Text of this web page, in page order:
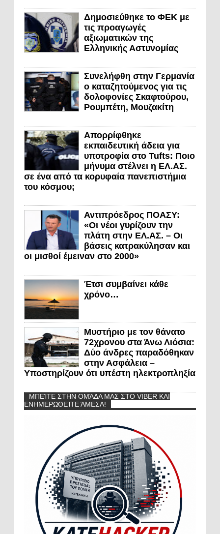
Δημοσιεύθηκε το ΦΕΚ με
τις προαγωγές
αξιωματικών της
Ελληνικής Αστυνομίας
Συνελήφθη στην Γερμανία
ο καταζητούμενος για τις
δολοφονίες Σκαφτούρου,
Ρουμπέτη, Μουζακίτη
Απορρίφθηκε
εκπαιδευτική άδεια για
υποτροφία στο Tufts: Ποιο
μήνυμα στέλνει η ΕΛ.ΑΣ.
σε ένα από τα κορυφαία πανεπιστήμια
του κόσμου;
Αντιπρόεδρος ΠΟΑΣΥ:
«Οι νέοι γυρίζουν την
πλάτη στην ΕΛ.ΑΣ. – Οι
βάσεις κατρακύλησαν και
οι μισθοί έμειναν στο 2000»
Έτσι συμβαίνει κάθε
χρόνο…
Μυστήριο με τον θάνατο
72χρονου στα Άνω Λιόσια:
Δύο άνδρες παραδόθηκαν
στην Ασφάλεια –
Υποστηρίζουν ότι υπέστη ηλεκτροπληξία
ΜΠΕΊΤΕ ΣΤΗΝ ΟΜΆΔΑ ΜΑΣ ΣΤΟ VIBER ΚΑΙ
ΕΝΗΜΕΡΩΘΕΊΤΕ ΆΜΕΣΑ!